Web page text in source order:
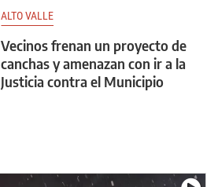
ALTO VALLE
Vecinos frenan un proyecto de
canchas y amenazan con ir a la
Justicia contra el Municipio